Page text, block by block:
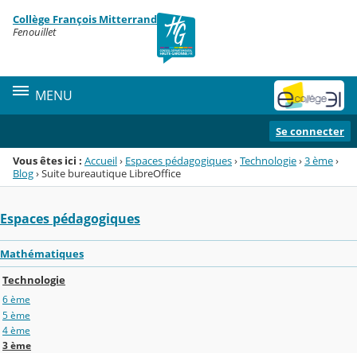
Menu de la rubrique
Contenu
Collège François Mitterrand
Fenouillet
MENU
Se connecter
Vous êtes ici : Accueil› Espaces pédagogiques›Technologie›3 ème›
Blog›Suite bureautique LibreOffice
Espaces pédagogiques
Mathématiques
Technologie
6 ème
5 ème
4 ème
3 ème